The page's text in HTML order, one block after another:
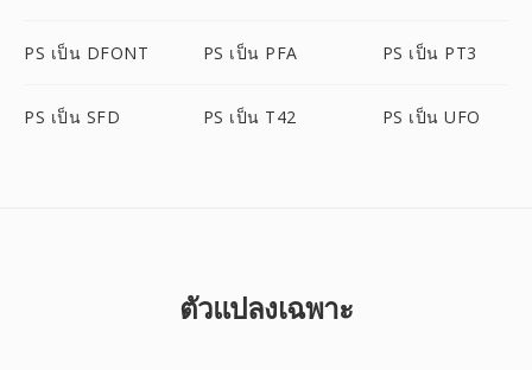
PS เป็น DFONT PS เป็น PFA PS เป็น PT3
PS เป็น SFD PS เป็น T42 PS เป็น UFO
ตัวแปลงเฉพาะ